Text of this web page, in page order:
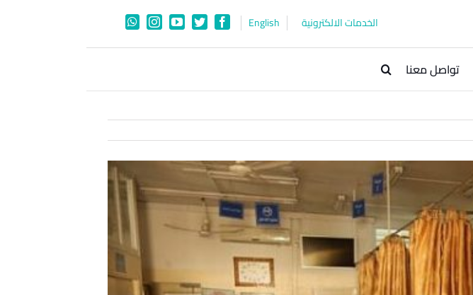
الخدمات الالكترونية English
Facebook
Twitter
YouTube
Instagram
WhatsApp
تواصل معنا